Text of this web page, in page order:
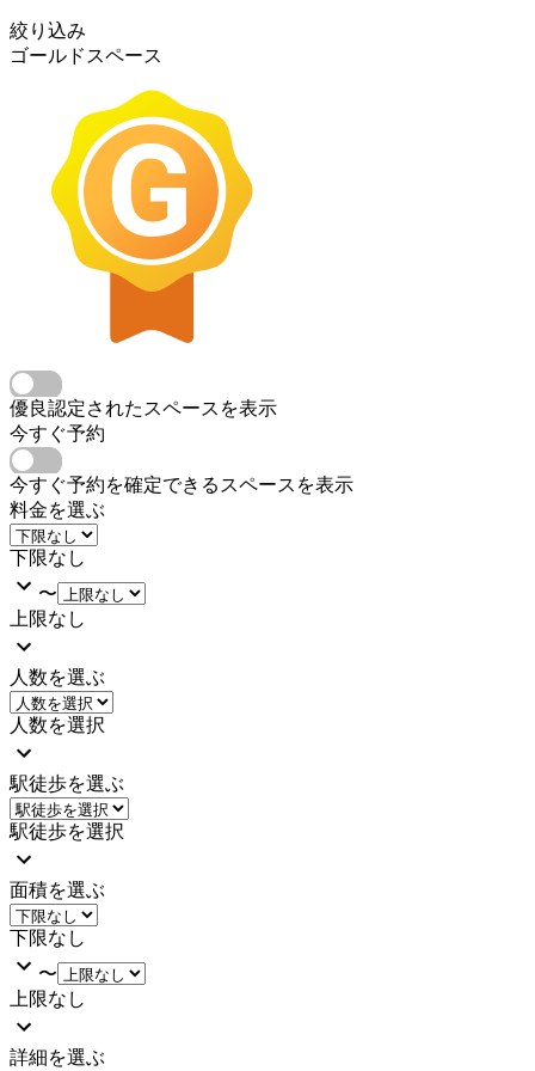
絞り込み
ゴールドスペース
優良認定されたスペースを表示
今すぐ予約
今すぐ予約を確定できるスペースを表示
料金を選ぶ
下限なし
〜
上限なし
人数を選ぶ
人数を選択
駅徒歩を選ぶ
駅徒歩を選択
面積を選ぶ
下限なし
〜
上限なし
詳細を選ぶ